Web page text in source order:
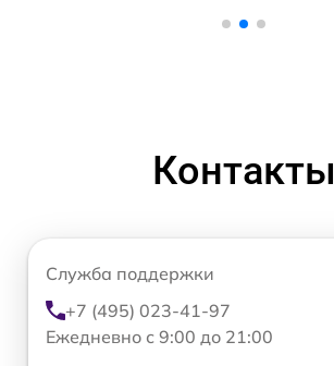
Контакты
Служба поддержки
+7 (495) 023-41-97
Ежедневно с 9:00 до 21:00